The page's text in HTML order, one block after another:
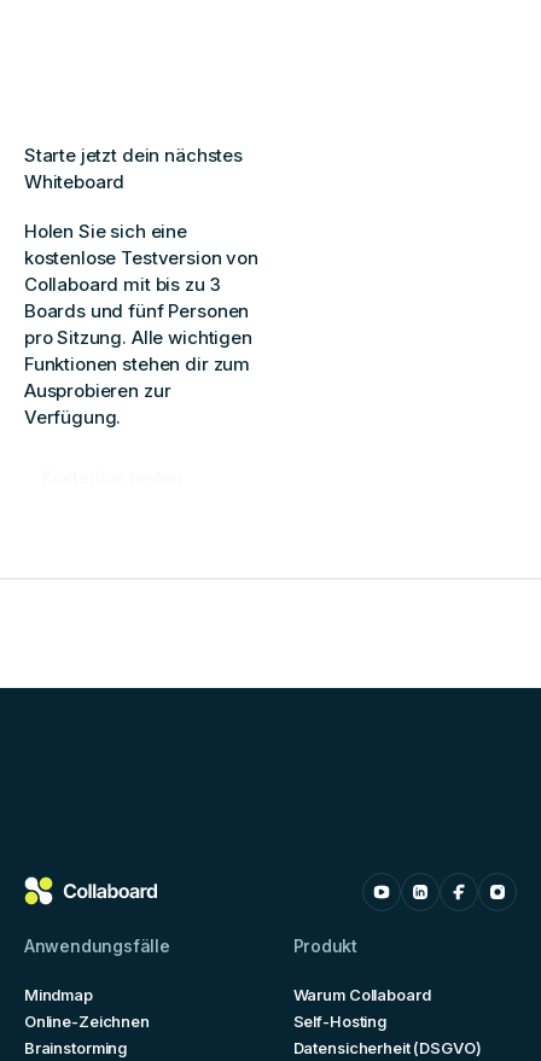
Starte jetzt dein nächstes
Whiteboard
Holen Sie sich eine
kostenlose Testversion von
Collaboard mit bis zu 3
Boards und fünf Personen
pro Sitzung. Alle wichtigen
Funktionen stehen dir zum
Ausprobieren zur
Verfügung.
Anwendungsfälle
Mindmap
Online-Zeichnen
Brainstorming
Produkt
Warum Collaboard
Self-Hosting
Datensicherheit (DSGVO)